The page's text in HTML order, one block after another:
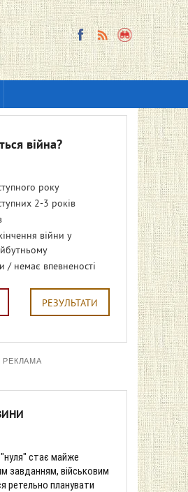
війна?
року
2-3 років
війни у
/ немає впевненості
РЕЗУЛЬТАТИ
РЕКЛАМА
стає майже
завданням, військовим
ретельно планувати